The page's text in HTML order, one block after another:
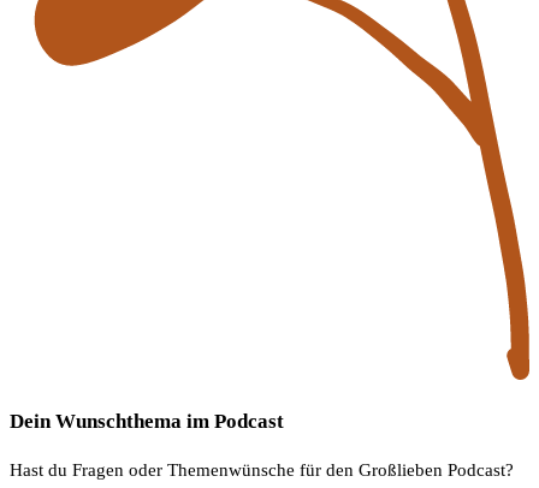
Dein Wunschthema im Podcast
Hast du Fragen oder Themenwünsche für den Großlieben Podcast?